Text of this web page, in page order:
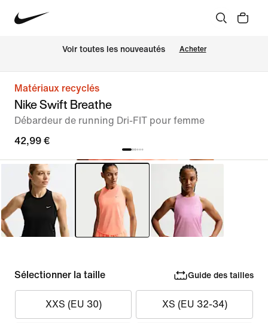
Voir toutes les nouveautés Acheter
Matériaux recyclés
Nike Swift Breathe
Débardeur de running Dri-FIT pour femme
42,99 €
Sélectionner la taille Guide des tailles
XXS (EU 30) XS (EU 32-34)